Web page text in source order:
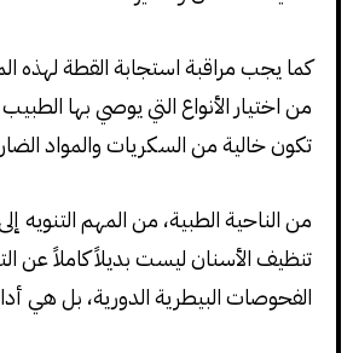
كما يجب مراقبة استجابة القطة لهذه
من اختيار الأنواع التي يوصي بها
تكون خالية من السكريات والمواد
من الناحية الطبية، من المهم التنويه
تنظيف الأسنان ليست بديلاً كاملاً عن
الفحوصات البيطرية الدورية، بل هي